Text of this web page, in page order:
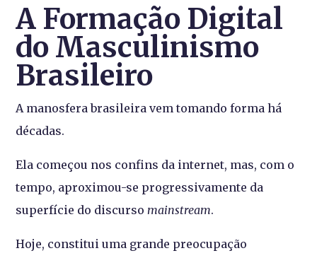
A Formação Digital
do Masculinismo
Brasileiro
A manosfera brasileira vem tomando forma há
décadas.
Ela começou nos confins da internet, mas, com o
tempo, aproximou-se progressivamente da
superfície do discurso mainstream.
Hoje, constitui uma grande preocupação